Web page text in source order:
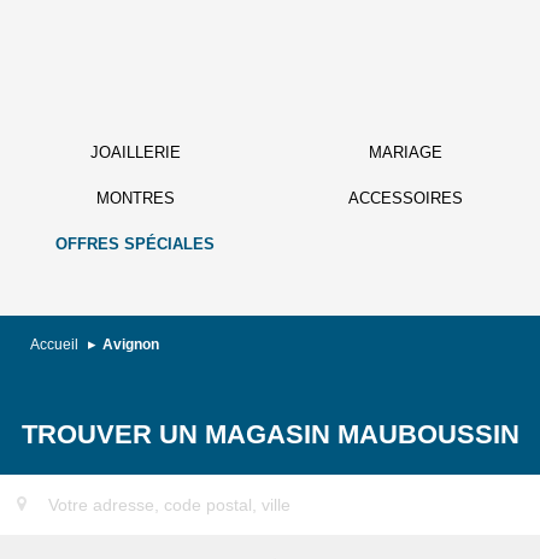
JOAILLERIE MARIAGE
MONTRES ACCESSOIRES
OFFRES SPÉCIALES
Accueil Avignon
TROUVER UN MAGASIN MAUBOUSSIN